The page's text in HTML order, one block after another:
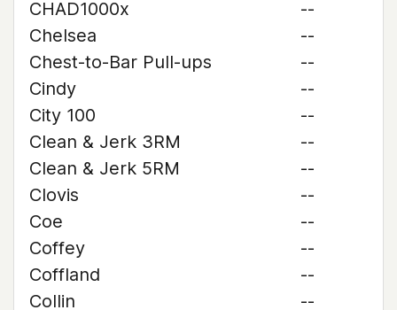
CHAD1000x
--
Chelsea
--
Chest-to-Bar Pull-ups
--
Cindy
--
City 100
--
Clean & Jerk 3RM
--
Clean & Jerk 5RM
--
Clovis
--
Coe
--
Coffey
--
Coffland
--
Collin
--